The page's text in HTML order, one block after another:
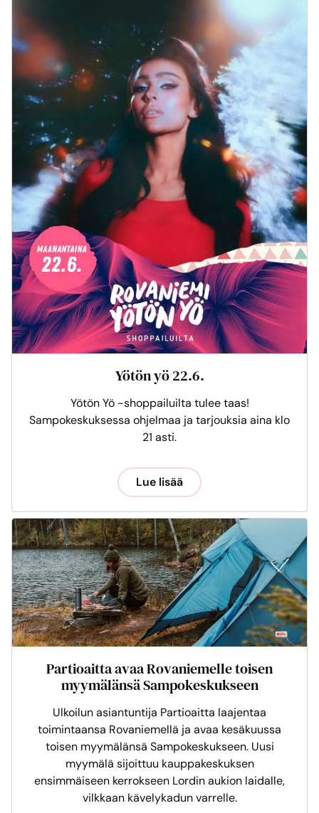
Yötön yö 22.6.
Yötön Yö -shoppailuilta tulee taas!
Sampokeskuksessa ohjelmaa ja tarjouksia aina klo
21 asti.
Lue lisää
Partioaitta avaa Rovaniemelle toisen
myymälänsä Sampokeskukseen
Ulkoilun asiantuntija Partioaitta laajentaa
toimintaansa Rovaniemellä ja avaa kesäkuussa
toisen myymälänsä Sampokeskukseen. Uusi
myymälä sijoittuu kauppakeskuksen
ensimmäiseen kerrokseen Lordin aukion laidalle,
vilkkaan kävelykadun varrelle.